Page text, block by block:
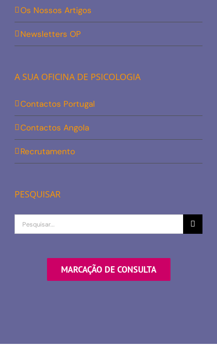
Os Nossos Artigos
Newsletters OP
A SUA OFICINA DE PSICOLOGIA
Contactos Portugal
Contactos Angola
Recrutamento
PESQUISAR
Procurar
por
MARCAÇÃO DE CONSULTA